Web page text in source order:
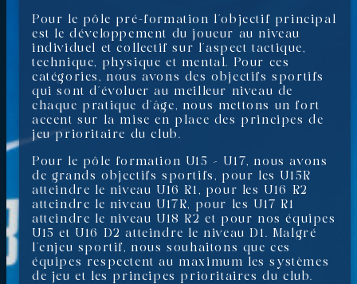
Pour le pôle pré-formation l’objectif principal
est le développement du joueur au niveau
individuel et collectif sur l’aspect tactique,
technique, physique et mental. Pour ces
catégories, nous avons des objectifs sportifs
qui sont d’évoluer au meilleur niveau de
chaque pratique d’âge, nous mettons un fort
accent sur la mise en place des principes de
jeu prioritaire du club.
Pour le pôle formation U15 – U17, nous avons
de grands objectifs sportifs, pour les U15R
atteindre le niveau U16 R1, pour les U16 R2
atteindre le niveau U17R, pour les U17 R1
atteindre le niveau U18 R2 et pour nos équipes
U15 et U16 D2 atteindre le niveau D1. Malgré
l’enjeu sportif, nous souhaitons que ces
équipes respectent au maximum les systèmes
de jeu et les principes prioritaires du club.